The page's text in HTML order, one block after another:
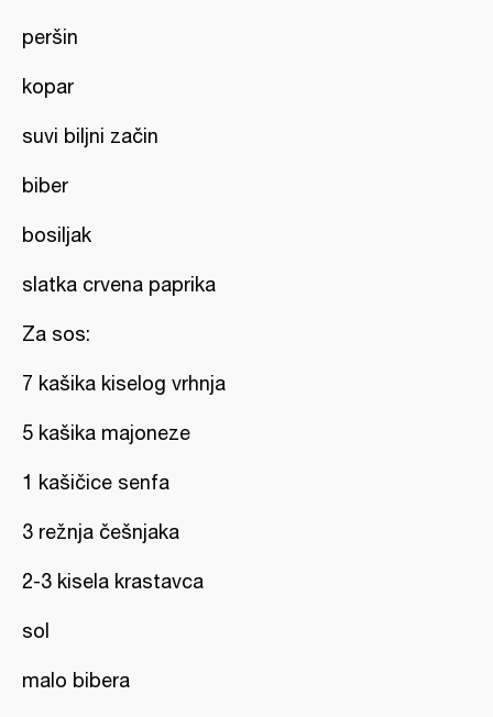
peršin
kopar
suvi biljni začin
biber
bosiljak
slatka crvena paprika
Za sos:
7 kašika kiselog vrhnja
5 kašika majoneze
1 kašičice senfa
3 režnja češnjaka
2-3 kisela krastavca
sol
malo bibera